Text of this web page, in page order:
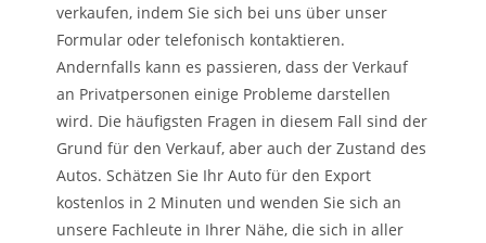
verkaufen, indem Sie sich bei uns über unser
Formular oder telefonisch kontaktieren.
Andernfalls kann es passieren, dass der Verkauf
an Privatpersonen einige Probleme darstellen
wird. Die häufigsten Fragen in diesem Fall sind der
Grund für den Verkauf, aber auch der Zustand des
Autos. Schätzen Sie Ihr Auto für den Export
kostenlos in 2 Minuten und wenden Sie sich an
unsere Fachleute in Ihrer Nähe, die sich in aller